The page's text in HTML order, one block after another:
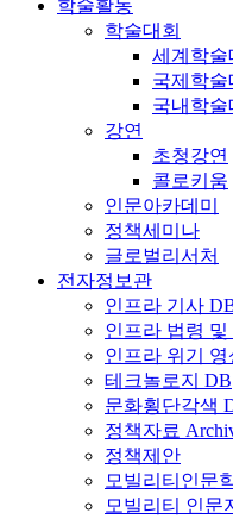
학술활동
학술대회
세계학술
국제학술
국내학술
강연
초청강연
콜로키움
인문아카데미
정책세미나
글로벌리서처
전자정보관
인프라 기사
인프라 법령
인프라 위기 영
테크놀로지 DB
문화횡단각색
정책자료
정책제안
모빌리티인문
모빌리티 인문